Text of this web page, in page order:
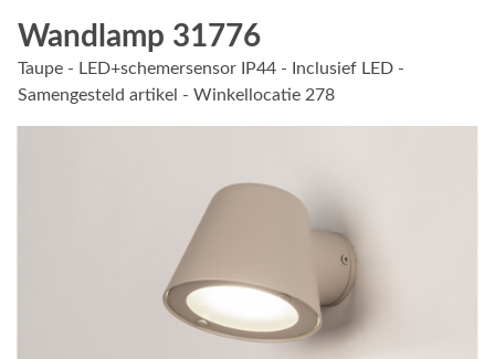
Wandlamp 31776
Taupe - LED+schemersensor IP44 - Inclusief LED -
Samengesteld artikel - Winkellocatie 278